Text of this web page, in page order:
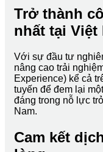
Trở thành
nhất tại Việt
Với sự đầu tư
nâng cao trải
Experience) kể cả
tuyến để đem lại
đáng trong nỗ lực
Nam.
Cam kết